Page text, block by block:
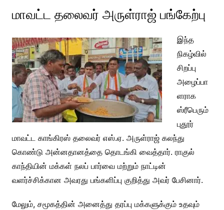
மாவட்ட தலைவர் அருள்ராஜ் பங்கேற்பு
இந்த
நிகழ்வில்
சிறப்பு
அழைப்பா
ளராக
ஸ்ரீபெரும்
புதூர்
மாவட்ட காங்கிரஸ் தலைவர் எஸ்.ஏ. அருள்ராஜ் கலந்து
கொண்டு அன்னதானத்தை தொடங்கி வைத்தார். ராகுல்
காந்தியின் மக்கள் நலப் பார்வை மற்றும் நாட்டின்
வளர்ச்சிக்கான அவரது பங்களிப்பு குறித்து அவர் பேசினார்.
மேலும், சமூகத்தின் அனைத்து தரப்பு மக்களுக்கும் உதவும்